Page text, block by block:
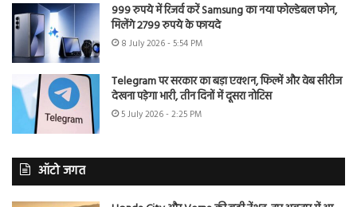
999 रुपये में रिजर्व करें Samsung का नया फोल्डेबल फोन,
मिलेंगे 2799 रुपये के फायदे
8 July 2026 - 5:54 PM
Telegram पर सरकार का बड़ा एक्शन, फिल्में और वेब सीरीज
देखना पड़ेगा भारी, तीन दिनों में दूसरा नोटिस
5 July 2026 - 2:25 PM
ऑटो जगत